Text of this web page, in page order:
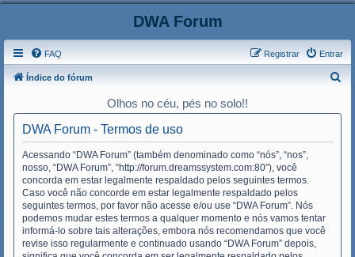
DWA Forum
FAQ Entrar
Registrar
Índice do fórum
Olhos no céu, pés no solo!!
DWA Forum - Termos de uso
Acessando “DWA Forum” (também denominado como “nós”, “nos”,
nosso, “DWA Forum”, “http://forum.dreamssystem.com:80”), você
concorda em estar legalmente respaldado pelos seguintes termos.
Caso você não concorde em estar legalmente respaldado pelos
seguintes termos, por favor não acesse e/ou use “DWA Forum”. Nós
podemos mudar estes termos a qualquer momento e nós vamos tentar
informá-lo sobre tais alterações, embora nós recomendamos que você
revise isso regularmente e continuado usando “DWA Forum” depois,